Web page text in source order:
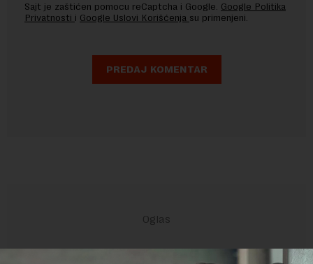
Sajt je zaštićen pomocu reCaptcha i Google. Google Politika
Privatnosti i Google Uslovi Korišćenja su primenjeni.